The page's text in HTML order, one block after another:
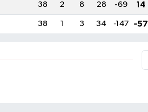
38 2 8 28 -69 14
38 1 3 34 -147 -57